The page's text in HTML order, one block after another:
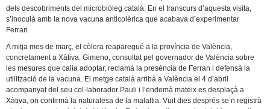
dels descobriments del microbiòleg català. En el transcurs d’aquesta visita,
s’inoculà amb la nova vacuna anticolèrica que acabava d’experimentar
Ferran.
A mitja mes de març, el còlera reaparegué a la província de València,
concretament a Xàtiva. Gimeno, consultat pel governador de València sobre
les mesures que calia adoptar, reclamà la presència de Ferran i defensà la
utilització de la vacuna. El metge català arribà a València el 4 d’abril
acompanyat del seu col·laborador Pauli i l’endemà mateix es desplaçà a
Xàtiva, on confirmà la naturalesa de la malaltia. Vuit dies després se’n registrà